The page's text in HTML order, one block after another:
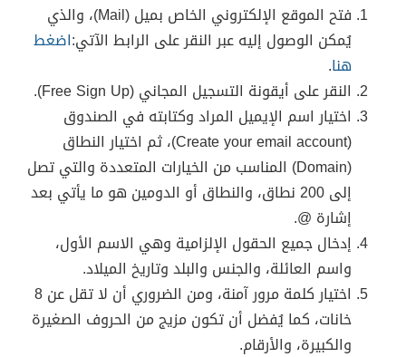
فتح الموقع الإلكتروني الخاص بميل (Mail)، والذي
يُمكن الوصول إليه عبر النقر على الرابط الآتي:اضغط
هنا.
النقر على أيقونة التسجيل المجاني (Free Sign Up).
اختيار اسم الإيميل المراد وكتابته في الصندوق
(Create your email account)، ثم اختيار النطاق
(Domain) المناسب من الخيارات المتعددة والتي تصل
إلى 200 نطاق، والنطاق أو الدومين هو ما يأتي بعد
إشارة @.
إدخال جميع الحقول الإلزامية وهي الاسم الأول،
واسم العائلة، والجنس والبلد وتاريخ الميلاد.
اختيار كلمة مرور آمنة، ومن الضروري أن لا تقل عن 8
خانات، كما يُفضل أن تكون مزيج من الحروف الصغيرة
والكبيرة، والأرقام.